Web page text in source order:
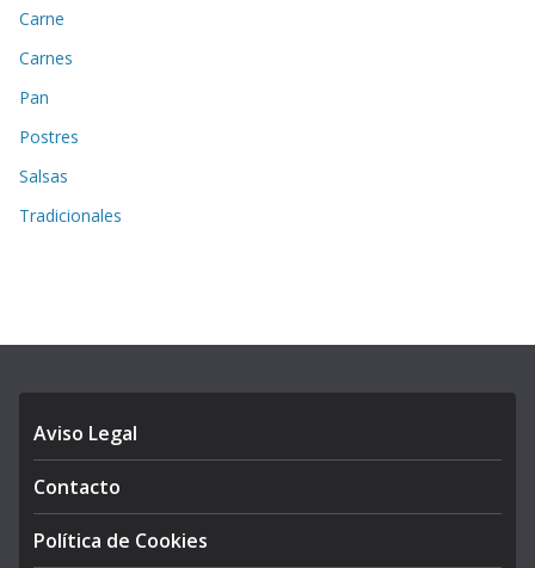
Carne
Carnes
Pan
Postres
Salsas
Tradicionales
Aviso Legal
Contacto
Política de Cookies